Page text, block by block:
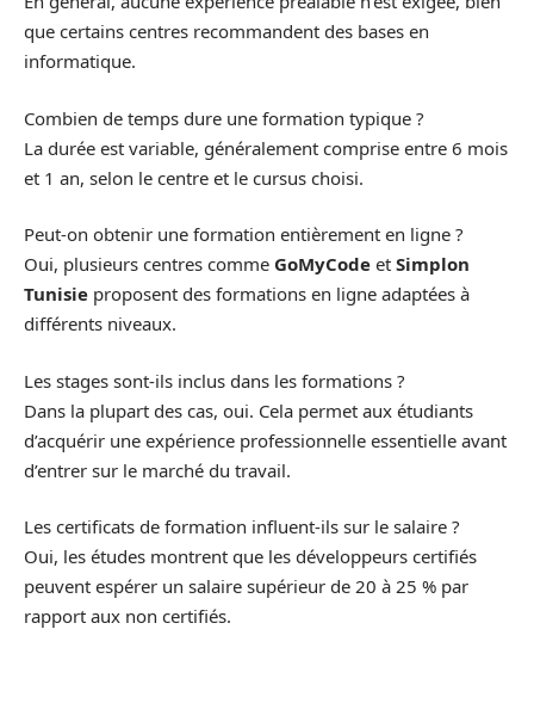
que certains centres recommandent des bases en
informatique.
Combien de temps dure une formation typique ?
La durée est variable, généralement comprise entre 6 mois
et 1 an, selon le centre et le cursus choisi.
Peut-on obtenir une formation entièrement en ligne ?
Oui, plusieurs centres comme GoMyCode et Simplon
Tunisie proposent des formations en ligne adaptées à
différents niveaux.
Les stages sont-ils inclus dans les formations ?
Dans la plupart des cas, oui. Cela permet aux étudiants
d’acquérir une expérience professionnelle essentielle avant
d’entrer sur le marché du travail.
Les certificats de formation influent-ils sur le salaire ?
Oui, les études montrent que les développeurs certifiés
peuvent espérer un salaire supérieur de 20 à 25 % par
rapport aux non certifiés.